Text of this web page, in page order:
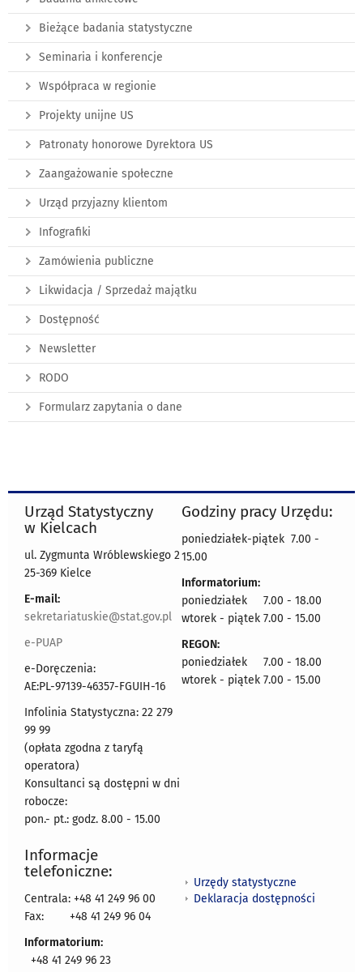
Bieżące badania statystyczne
Seminaria i konferencje
Współpraca w regionie
Projekty unijne US
Patronaty honorowe Dyrektora US
Zaangażowanie społeczne
Urząd przyjazny klientom
Infografiki
Zamówienia publiczne
Likwidacja / Sprzedaż majątku
Dostępność
Newsletter
RODO
Formularz zapytania o dane
Urząd Statystyczny
w Kielcach
ul. Zygmunta Wróblewskiego 2
25-369 Kielce
E-mail:
sekretariatuskie@stat.gov.pl
e-PUAP
e-Doręczenia:
AE:PL-97139-46357-FGUIH-16
Infolinia Statystyczna: 22 279
99 99
(opłata zgodna z taryfą
operatora)
Konsultanci są dostępni w dni
robocze:
pon.- pt.: godz. 8.00 - 15.00
Godziny pracy Urzędu:
poniedziałek-piątek 7.00 -
15.00
Informatorium:
poniedziałek 7.00 - 18.00
wtorek - piątek 7.00 - 15.00
REGON:
poniedziałek 7.00 - 18.00
wtorek - piątek 7.00 - 15.00
Informacje
telefoniczne:
Centrala: +48 41 249 96 00
Fax:
+48 41 249 96 04
Informatorium:
+48 41 249 96 23
Urzędy statystyczne
Deklaracja dostępności